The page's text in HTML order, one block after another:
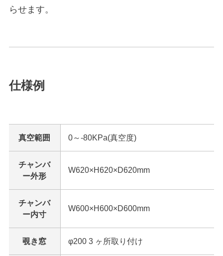
らせます。
仕様例
真空範囲 0～-80KPa(真空度)
チャンバ
ー外形
W620×H620×D620mm
チャンバ
ー内寸
W600×H600×D600mm
覗き窓 φ200 3 ヶ所取り付け